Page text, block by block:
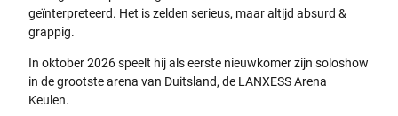
geïnterpreteerd. Het is zelden serieus, maar altijd absurd &
grappig.
In oktober 2026 speelt hij als eerste nieuwkomer zijn soloshow
in de grootste arena van Duitsland, de LANXESS Arena
Keulen.